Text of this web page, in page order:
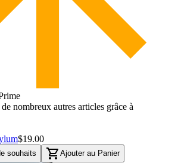
nombreux autres articles grâce à
$19.00
souhaits shopping_cart Ajouter au Panier